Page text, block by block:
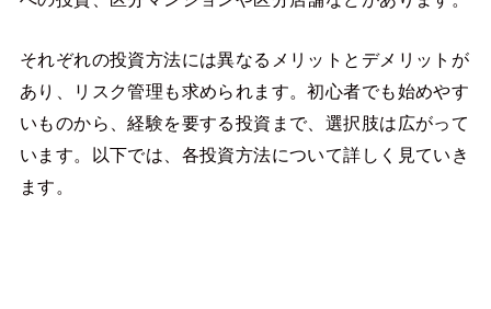
それぞれの投資方法には異なるメリットとデメリットが
あり、リスク管理も求められます。初心者でも始めやす
いものから、経験を要する投資まで、選択肢は広がって
います。以下では、各投資方法について詳しく見ていき
ます。